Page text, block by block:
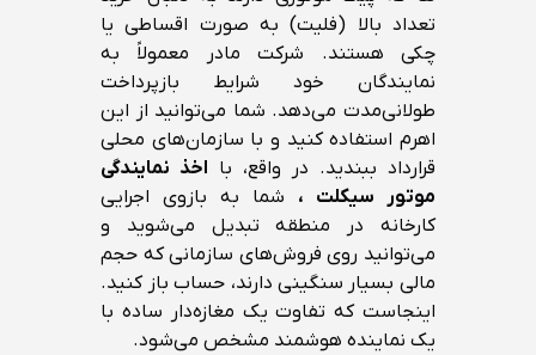
تعداد بالا (فلیت) به صورت اقساطی یا
چکی هستند. شرکت مادر معمولاً به
نمایندگان خود شرایط بازپرداخت
طولانی‌مدت می‌دهد. شما می‌توانید از این
اهرم استفاده کنید و با سازمان‌های محلی
قرارداد ببندید. در واقع، با اخذ نمایندگی
موتور سیکلت ، شما به بازوی اجرایی
کارخانه در منطقه تبدیل می‌شوید و
می‌توانید روی فروش‌های سازمانی که حجم
مالی بسیار سنگینی دارند، حساب باز کنید.
اینجاست که تفاوت یک مغازه‌دار ساده با
یک نماینده هوشمند مشخص می‌شود.